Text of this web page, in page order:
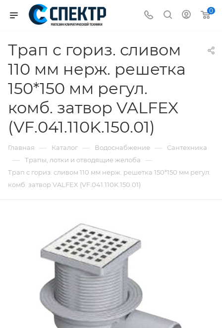
0
Трап с гориз. сливом
110 мм нерж. решетка
150*150 мм регул.
комб. затвор VALFEX
(VF.041.110K.150.01)
Главная — Каталог — Водоснабжение — Сантехника
— Трапы, лотки и отводящие желоба —
Трап с гориз. сливом 110 мм нерж. решетка 150*150 мм регул.
комб. затвор VALFEX (VF.041.110K.150.01)